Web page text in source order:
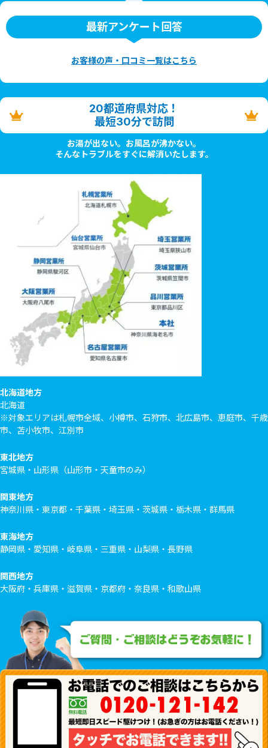
最新アンケート回答
お客様の声・口コミ一覧はこちら
20都道府県対応！
最短30分で訪問
お湯が出ない。お風呂が沸かない。
そんなトラブルをすぐに解消いたします。
北海道地方
北海道
※対象エリアは札幌市全域、小樽市、石狩市、北広島市、恵庭市、千歳
市、苫小牧市、江別市
東北地方
宮城県・山形県（山形市・天童市のみ）
関東地方
神奈川県・東京都・千葉県・埼玉県・茨城県・栃木県・群馬県
東海地方
静岡県・愛知県・岐阜県・三重県・山梨県・長野県
関西地方
大阪府・兵庫県・滋賀県・京都府・奈良県・和歌山県